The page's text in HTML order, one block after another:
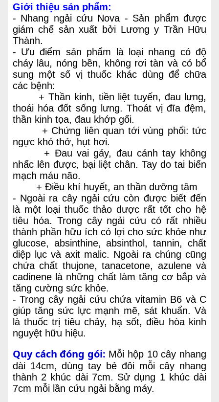
Giới thiệu sản phẩm:
- Nhang ngải cứu Nova - Sản phẩm được
giám chế sản xuất bởi Lương y Trần Hữu
Thành.
- Ưu điểm sản phẩm là loại nhang có độ
cháy lâu, nóng bền, không rơi tàn và có bổ
sung một số vị thuốc khác dùng để chữa
các bệnh:
+ Thần kinh, tiền liệt tuyến, đau lưng,
thoái hóa đốt sống lưng. Thoát vị đĩa đệm,
thần kinh tọa, đau khớp gối.
+ Chứng liên quan tới vùng phổi: tức
ngực khó thở, hụt hơi.
+ Đau vai gáy, đau cánh tay không
nhấc lên được, bại liệt chân. Tay do tai biến
mạch máu não.
+ Điều khí huyết, an thần dưỡng tâm
- Ngoài ra cây ngải cứu còn được biết đến
là một loại thuốc thảo dược rất tốt cho hệ
tiêu hóa. Trong cây ngải cứu có rất nhiều
thành phần hữu ích có lợi cho sức khỏe như
glucose, absinthine, absinthol, tannin, chất
diệp lục và axit malic. Ngoài ra chúng cũng
chứa chất thujone, tanacetone, azulene và
cadinene là những chất làm tăng cơ bắp và
tăng cường sức khỏe.
- Trong cây ngải cứu chứa vitamin B6 và C
giúp tăng sức lực mạnh mẽ, sát khuẩn. Và
là thuốc trị tiêu chảy, hạ sốt, điều hòa kinh
nguyệt hữu hiệu.
Quy cách đóng gói: Mỗi hộp 10 cây nhang
dài 14cm, dùng tay bẻ đôi mỗi cây nhang
thành 2 khúc dài 7cm. Sử dụng 1 khúc dài
7cm mỗi lần cứu ngải bằng máy.